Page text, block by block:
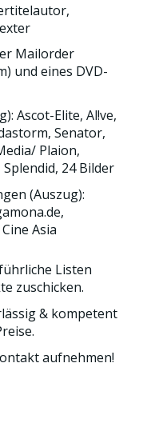
Mailorder
und eines DVD-
Ascot-Elite, Al!ve,
Senator,
Plaion,
24 Bilder
(Auszug):
Asia
Listen
zuschicken.
& kompetent
aufnehmen!